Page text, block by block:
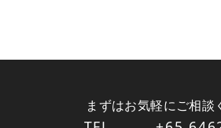
まずはお気軽にご相談